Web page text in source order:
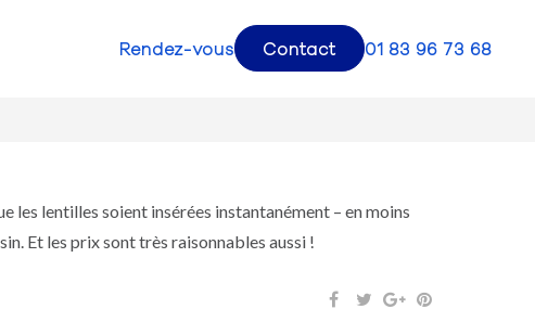
Rendez-vous Contact 01 83 96 73 68
les lentilles soient insérées instantanément – en moins
Et les prix sont très raisonnables aussi !